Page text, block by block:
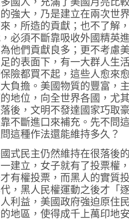
的強大，乃是建立在兩次世
，所造的貢獻；也不了解
必須不斷靠吸收外國精英
他們貢獻良多；更不考慮
的表面下，有一大群人生
險都買不起，這些人愈來
負擔。美國物質的豐富，
地位，向全世界各國，尤
後，文明不發達國家巧取
不斷進口來補充。先不問
這種作法還能維持多久？
式民主仍然維持在很落後
一建立，女子就有了投票權
有權投票，而黑人的實質
，黑人民權運動之後才「
利益，美國政府強迫原住
地區，使得成千上萬印地